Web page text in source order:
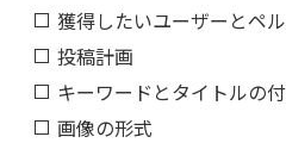
獲得したいユーザーとペ
投稿計画
キーワードとタイトルの
画像の形式